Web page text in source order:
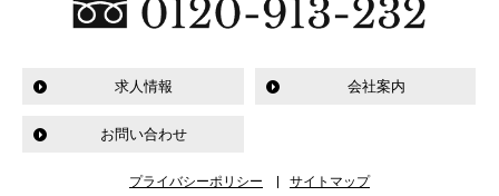
求人情報 会社案内
お問い合わせ
プライバシーポリシー サイトマップ